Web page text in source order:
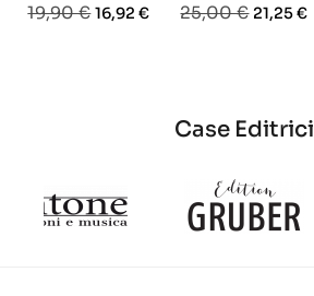
Prezzo
19,90 €Prezzo
16,92 €
Prezzo
25,00 € Prezzo
21,25 €
Case Editrici